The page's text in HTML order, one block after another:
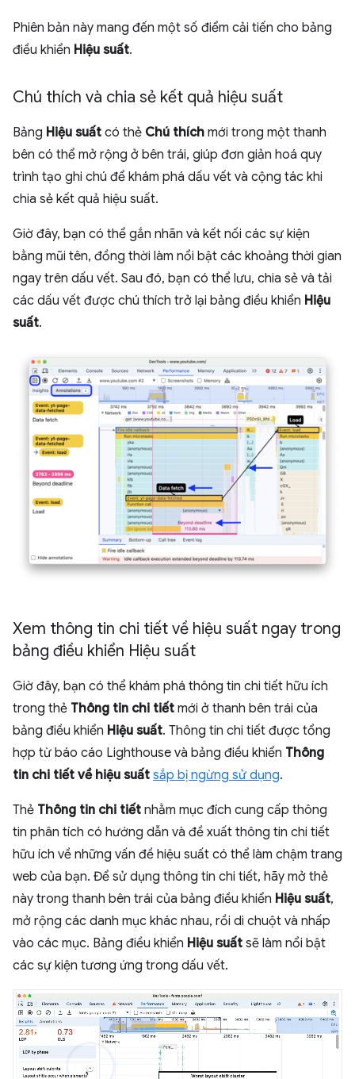
Phiên bản này mang đến một số điểm cải tiến cho bảng
điều khiển Hiệu suất.
Chú thích và chia sẻ kết quả hiệu suất
Bảng Hiệu suất có thẻ Chú thích mới trong một thanh
bên có thể mở rộng ở bên trái, giúp đơn giản hoá quy
trình tạo ghi chú để khám phá dấu vết và cộng tác khi
chia sẻ kết quả hiệu suất.
Giờ đây, bạn có thể gắn nhãn và kết nối các sự kiện
bằng mũi tên, đồng thời làm nổi bật các khoảng thời gian
ngay trên dấu vết. Sau đó, bạn có thể lưu, chia sẻ và tải
các dấu vết được chú thích trở lại bảng điều khiển Hiệu
suất.
Xem thông tin chi tiết về hiệu suất ngay trong
bảng điều khiển Hiệu suất
Giờ đây, bạn có thể khám phá thông tin chi tiết hữu ích
trong thẻ Thông tin chi tiết mới ở thanh bên trái của
bảng điều khiển Hiệu suất. Thông tin chi tiết được tổng
hợp từ báo cáo Lighthouse và bảng điều khiển Thông
tin chi tiết về hiệu suất sắp bị ngừng sử dụng.
Thẻ Thông tin chi tiết nhằm mục đích cung cấp thông
tin phân tích có hướng dẫn và đề xuất thông tin chi tiết
hữu ích về những vấn đề hiệu suất có thể làm chậm trang
web của bạn. Để sử dụng thông tin chi tiết, hãy mở thẻ
này trong thanh bên trái của bảng điều khiển Hiệu suất,
mở rộng các danh mục khác nhau, rồi di chuột và nhấp
vào các mục. Bảng điều khiển Hiệu suất sẽ làm nổi bật
các sự kiện tương ứng trong dấu vết.